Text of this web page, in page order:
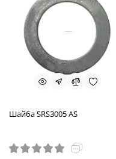
Шайба SRS3005 AS